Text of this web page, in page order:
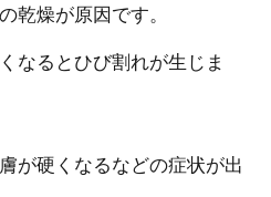
乾燥が原因です。
なるとひび割れが生じま
が硬くなるなどの症状が出